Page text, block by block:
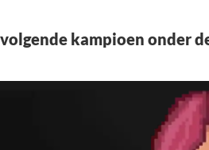
kampioen onder